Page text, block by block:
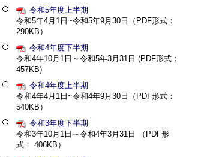
令和5年度上半期
令和5年4月1日~令和5年9月30日（PDF形式：
290KB）
令和4年度下半期
令和4年10月1日～令和5年3月31日 (PDF形式：
457KB)
令和4年度上半期
令和4年4月1日~令和4年9月30日（PDF形式：
540KB）
令和3年度下半期
令和3年10月1日～令和4年3月31日 （PDF形
式： 406KB）